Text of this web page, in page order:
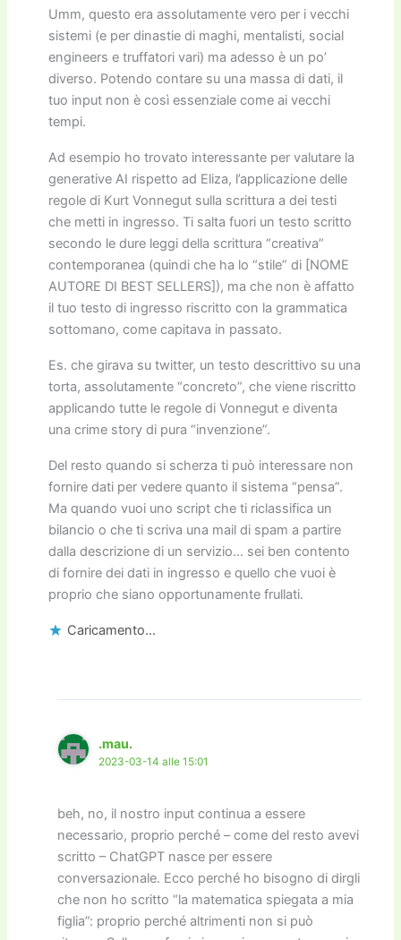
Umm, questo era assolutamente vero per i vecchi
sistemi (e per dinastie di maghi, mentalisti, social
engineers e truffatori vari) ma adesso è un po’
diverso. Potendo contare su una massa di dati, il
tuo input non è così essenziale come ai vecchi
tempi.
Ad esempio ho trovato interessante per valutare la
generative AI rispetto ad Eliza, l’applicazione delle
regole di Kurt Vonnegut sulla scrittura a dei testi
che metti in ingresso. Ti salta fuori un testo scritto
secondo le dure leggi della scrittura “creativa”
contemporanea (quindi che ha lo “stile” di [NOME
AUTORE DI BEST SELLERS]), ma che non è affatto
il tuo testo di ingresso riscritto con la grammatica
sottomano, come capitava in passato.
Es. che girava su twitter, un testo descrittivo su una
torta, assolutamente “concreto”, che viene riscritto
applicando tutte le regole di Vonnegut e diventa
una crime story di pura “invenzione”.
Del resto quando si scherza ti può interessare non
fornire dati per vedere quanto il sistema “pensa”.
Ma quando vuoi uno script che ti riclassifica un
bilancio o che ti scriva una mail di spam a partire
dalla descrizione di un servizio… sei ben contento
di fornire dei dati in ingresso e quello che vuoi è
proprio che siano opportunamente frullati.
Caricamento...
.mau.
2023-03-14 alle 15:01
beh, no, il nostro input continua a essere
necessario, proprio perché – come del resto avevi
scritto – ChatGPT nasce per essere
conversazionale. Ecco perché ho bisogno di dirgli
che non ho scritto “la matematica spiegata a mia
figlia”: proprio perché altrimenti non si può